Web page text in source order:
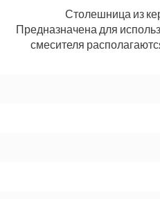
Столешница из
Предназначена для
смесителя